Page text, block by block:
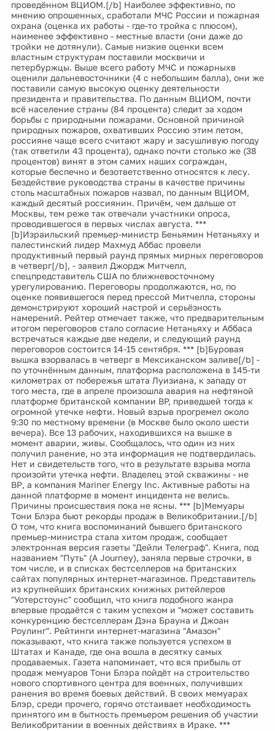
проведённом ВЦИОМ.[/b] Наиболее эффективно, по
мнению опрошенных, сработали МЧС России и пожарная
охрана (оценка их работы - где-то тройка с плюсом),
наименее эффективно - местные власти (они даже до
тройки не дотянули). Самые низкие оценки всем
властным структурам поставили москвичи и
петербуржцы. Выше всего работу МЧС и пожарныхв
оценили дальневосточники (4 с небольшим балла), они же
поставили самую высокую оценку деятельности
президента и правительства. По данным ВЦИОМ, почти
всё население страны (84 процента) следит за ходом
борьбы с природными пожарами. Основной причиной
природных пожаров, охвативших Россию этим летом,
россияне чаще всего считают жару и засушливую погоду
(так ответили 43 процента), однако почти столько же (38
процентов) винят в этом самих наших сограждан,
которые беспечно и безответственно относятся к лесу.
Бездействие руководства страны в качестве причины
столь масштабных пожаров назвал, по данным ВЦИОМ,
каждый десятый россиянин. Причём, чем дальше от
Москвы, тем реже так отвечали участники опроса,
проводившегося в первых числах августа. ***
[b]Израильский премьер-министр Беньямин Нетаньяху и
палестинский лидер Махмуд Аббас провели
продуктивный первый раунд прямых мирных переговоров
в четверг[/b], - заявил Джордж Митчелл,
спецпредставитель США по ближневосточному
урегулированию. Переговоры продолжаются, но, по
оценке появившегося перед прессой Митчелла, стороны
демонстрируют хороший настрой и серьёзность
намерений. Рейтер отмечает также, что предварительным
итогом переговоров стало согласие Нетаньяху и Аббаса
встречаться каждые две недели, и следующий раунд
переговоров состоится 14-15 сентября. *** [b]Буровая
вышка взорвалась в четверг в Мексиканском заливе[/b] -
по уточнённым данным, платформа расположена в 145-ти
километрах от побережья штата Луизиана, к западу от
того места, где в апреле произошла авария на нефтяной
платформе британской компании BP, приведшей тогда к
огромной утечке нефти. Новый взрыв прогремел около
9:30 по местному времени (в Москве было около шести
вечера). Все 13 рабочих, находившихся на вышке в
момент аварии, живы. Сообщалось, что один из них
получил ранение, но эта информация не подтвердилась.
Нет и свидетельств того, что в результате взрыва могла
произойти утечка нефти. Владелец этой скважины - не
ВР, а компания Mariner Energy Inc. Активные работы на
данной платформе в момент инцидента не велись.
Причины происшествия пока не ясны. *** [b]Мемуары
Тони Блэра бьют рекорды продаж в Великобритании.[/b]
О том, что книга воспоминаний бывшего британского
премьер-министра стала хитом продаж, сообщает
электронная версия газеты "Дейли Телеграф". Книга, под
названием "Путь" (A Journey), заняла первые строчки, в
том числе, и в списках бестселлеров на британских
сайтах популярных интернет-магазинов. Представитель
из крупнейших британских книжных ритейлеров
"Уотерстоунс" сообщил, что книга подобного жанра
впервые продаётся с таким успехом и "может составить
конкуренцию бестселлерам Дэна Брауна и Джоан
Роулинг". Рейтинги интернет-магазина "Амазон"
показывают, что книга также пользуется успехом в
Штатах и Канаде, где она вошла в десятку самых
продаваемых. Газета напоминает, что вся прибыль от
продаж мемуаров Тони Блэра пойдёт на строительство
нового спортивного центра для военных, получивших
ранения во время боевых действий. В своих мемуарах
Блэр, среди прочего, горячо отстаивает необходимость
принятого им в бытность премьером решения об участии
Великобритании в военных действиях в Ираке. ***